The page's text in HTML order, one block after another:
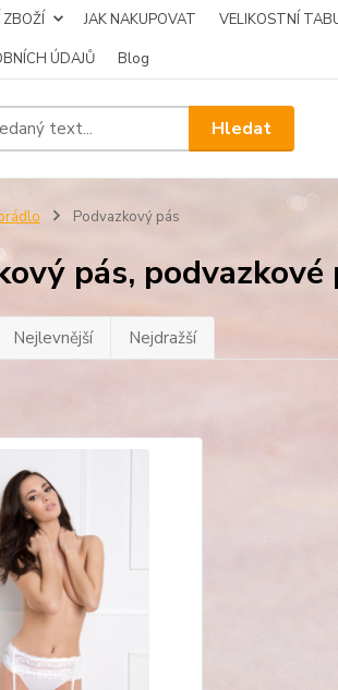
JAK NAKUPOVAT VELIKOSTNÍ
ÚDAJŮ Blog
Hledat
Podvazkový pás
pás,
Nejlevnější Nejdražší